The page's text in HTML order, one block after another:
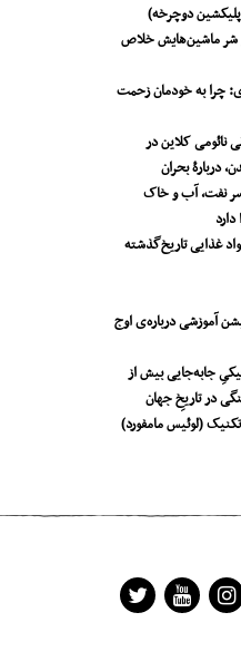
دوچرخه)
شر ماشین‌هایش خلاص
چرا به خودمان زحمت
نائومی کلاین در
دربارۀ بحران
نفت، آب و خاک
غذایی تاریخ‌گذشته
آموزشی درباره‌ی اوج
جا‌به‌جایی بیش از
(لوئیس مامفورد)